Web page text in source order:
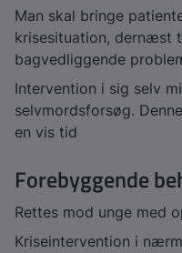
Man skal bringe
krisesituation, dernæst
bagvedliggende
Intervention i sig selv
selvmordsforsøg.
en vis tid
Forebyggende
Rettes mod unge med
Kriseintervention i